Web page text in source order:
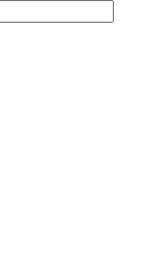
gekozen